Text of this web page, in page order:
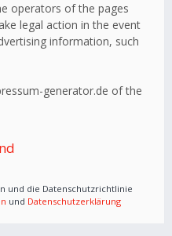
operators of the pages
legal action in the event
information, such
generator.de of the
und die Datenschutzrichtlinie
und Datenschutzerklärung